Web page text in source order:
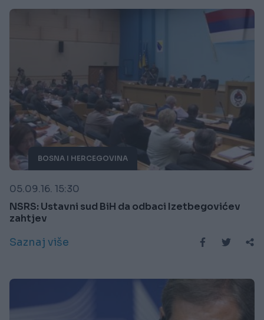
BOSNA I HERCEGOVINA
05.09.16. 15:30
NSRS: Ustavni sud BiH da odbaci Izetbegovićev
zahtjev
Saznaj više